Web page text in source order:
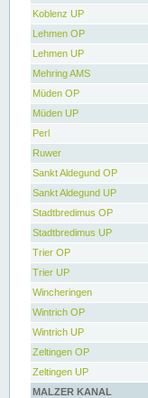
Koblenz UP
Lehmen OP
Lehmen UP
Mehring AMS
Müden OP
Müden UP
Perl
Ruwer
Sankt Aldegund OP
Sankt Aldegund UP
Stadtbredimus OP
Stadtbredimus UP
Trier OP
Trier UP
Wincheringen
Wintrich OP
Wintrich UP
Zeltingen OP
Zeltingen UP
MALZER KANAL